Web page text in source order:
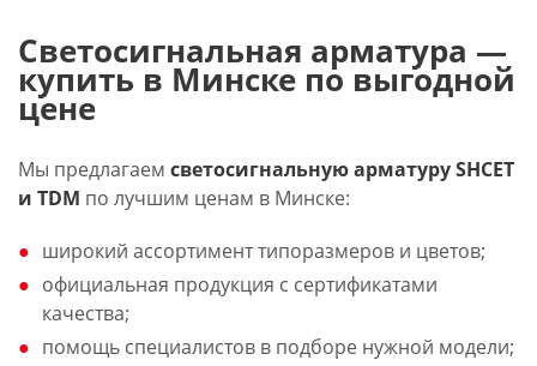
Светосигнальная арматура —
купить в Минске по выгодной
цене
Мы предлагаем светосигнальную арматуру SHCET
и TDM по лучшим ценам в Минске:
широкий ассортимент типоразмеров и цветов;
официальная продукция с сертификатами
качества;
помощь специалистов в подборе нужной модели;